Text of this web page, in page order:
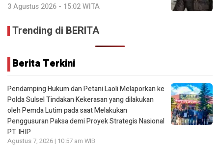
3 Agustus 2026 - 15:02 WITA
Trending di BERITA
Berita Terkini
Pendamping Hukum dan Petani Laoli Melaporkan ke
Polda Sulsel Tindakan Kekerasan yang dilakukan
oleh Pemda Lutim pada saat Melakukan
Penggusuran Paksa demi Proyek Strategis Nasional
PT. IHIP
Agustus 7, 2026 | 10:57 am WIB